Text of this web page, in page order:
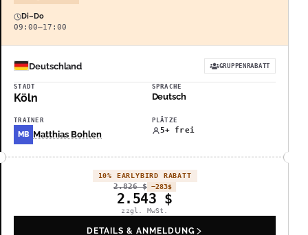
Di–Do
09:00–17:00
Deutschland GRUPPENRABATT
STADT
Köln
SPRACHE
Deutsch
TRAINER
MB Matthias Bohlen
PLÄTZE
5+ frei
10% EARLYBIRD RABATT
2.826$ −283$
2.543 $
zzgl. MwSt.
DETAILS & ANMELDUNG